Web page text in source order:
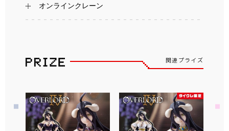
オンラインクレーン
関連プライズ